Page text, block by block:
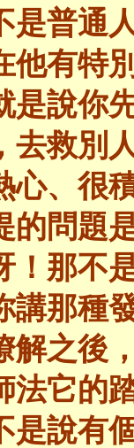
是普通
他有特
是說你
去救別
心、很
的問題
！那不
講那種
解之後
法它的
是說有